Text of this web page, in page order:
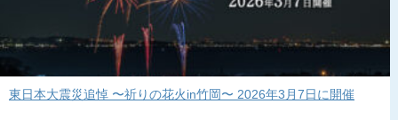
東日本大震災追悼 〜祈りの花火in竹岡〜 2026年3月7日に開催